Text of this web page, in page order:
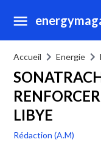
Accueil Energie
LIBYE
Rédaction (A.M)